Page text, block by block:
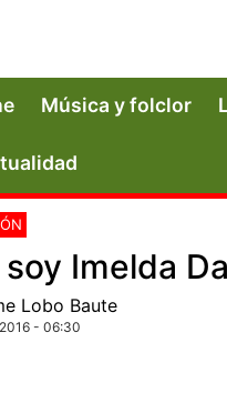
Música y folclor
soy Imelda
Lobo Baute
- 06:30